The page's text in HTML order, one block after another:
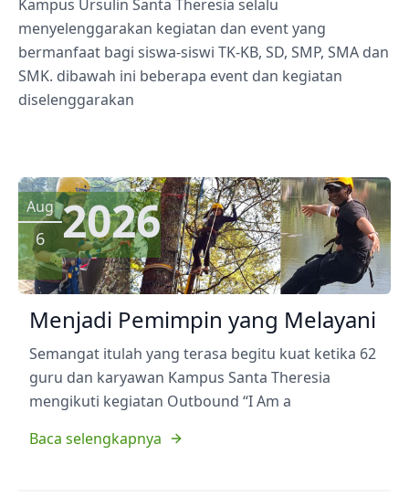
Kampus Ursulin Santa Theresia selalu
menyelenggarakan kegiatan dan event yang
bermanfaat bagi siswa-siswi TK-KB, SD, SMP, SMA dan
SMK. dibawah ini beberapa event dan kegiatan
diselenggarakan
Aug
6 2026
Menjadi Pemimpin yang Melayani
Semangat itulah yang terasa begitu kuat ketika 62
guru dan karyawan Kampus Santa Theresia
mengikuti kegiatan Outbound “I Am a
Baca selengkapnya